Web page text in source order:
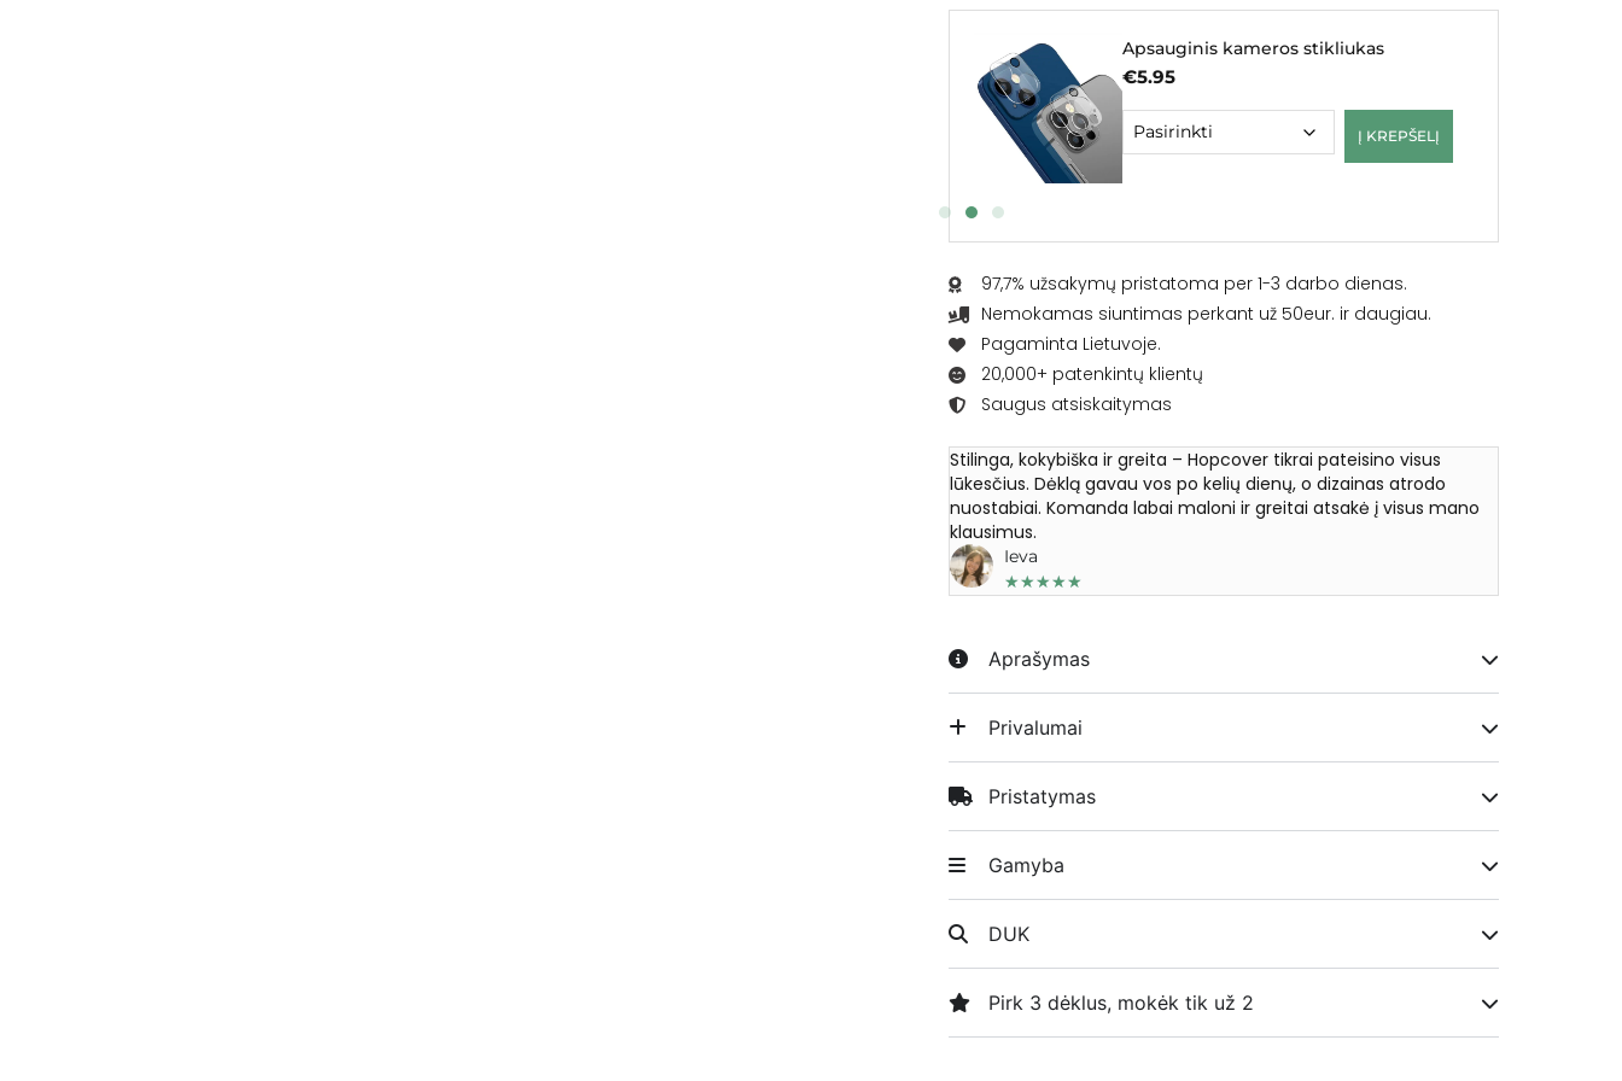
Apsauginis kameros stikliukas
€5.95
Į KREPŠELĮ
97,7% užsakymų pristatoma per 1-3 darbo dienas.
Nemokamas siuntimas perkant už 50eur. ir daugiau.
Pagaminta Lietuvoje.
20,000+ patenkintų klientų
Saugus atsiskaitymas
Ieva
★★★★★
Stilinga, kokybiška ir greita – Hopcover tikrai pateisino visus
lūkesčius. Dėklą gavau vos po kelių dienų, o dizainas atrodo
nuostabiai. Komanda labai maloni ir greitai atsakė į visus mano
klausimus.
Aprašymas
Privalumai
Pristatymas
Gamyba
DUK
Pirk 3 dėklus, mokėk tik už 2